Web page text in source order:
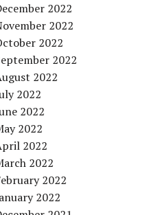
2022
2022
2022
2022
2022
2022
2022
2022
2022
2022
2022
2022